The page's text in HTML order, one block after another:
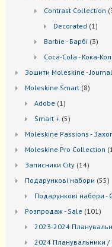
Contrast Collection
Decorated 1 1
Barbie - Барбі 33
Coca-Cola - Кока-
Зошити Moleskine -
Моleskine Smart 88
Adobe 1 1
Smart + 55
Moleskine Passions -
Мoleskine Pro Collection
Записники City 1414
Подарункові набори 5555
Подарункові набори -
Розпродаж - Sale 101 101
2023-2024
2024 Планувальники